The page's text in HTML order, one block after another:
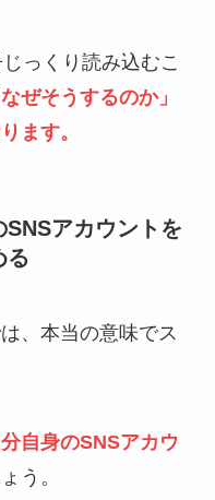
っくり読み込むこ
ぜそうするのか」
ます。
アカウントを
る
、本当の意味でス
自身のSNSアカウ
う。